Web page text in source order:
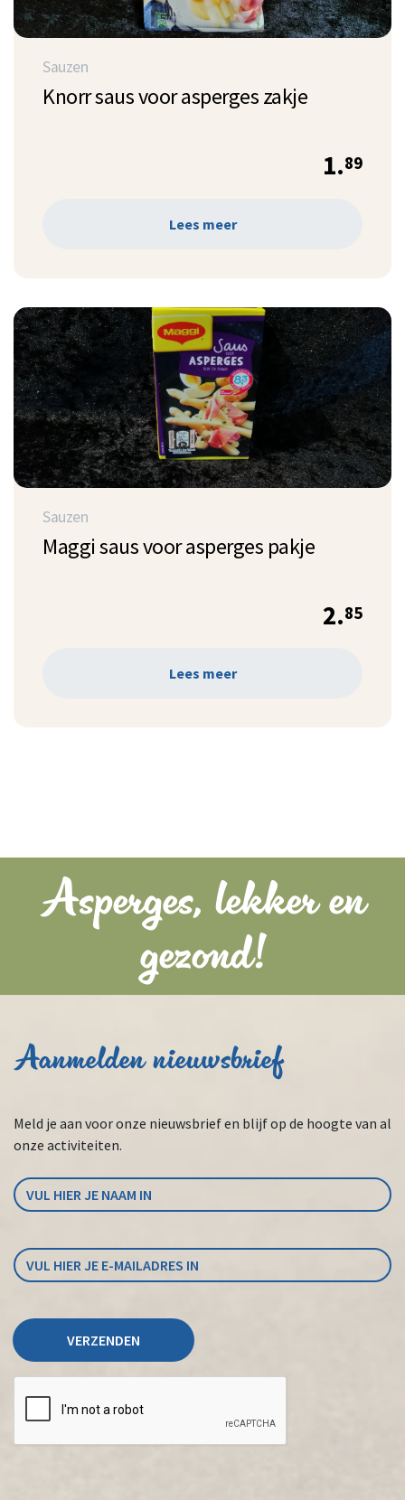
Sauzen
Knorr saus voor asperges zakje
1.89
Lees meer
Sauzen
Maggi saus voor asperges pakje
2.85
Lees meer
Asperges, lekker en
gezond!
Aanmelden nieuwsbrief
Meld je aan voor onze nieuwsbrief en blijf op de hoogte van al
onze activiteiten.